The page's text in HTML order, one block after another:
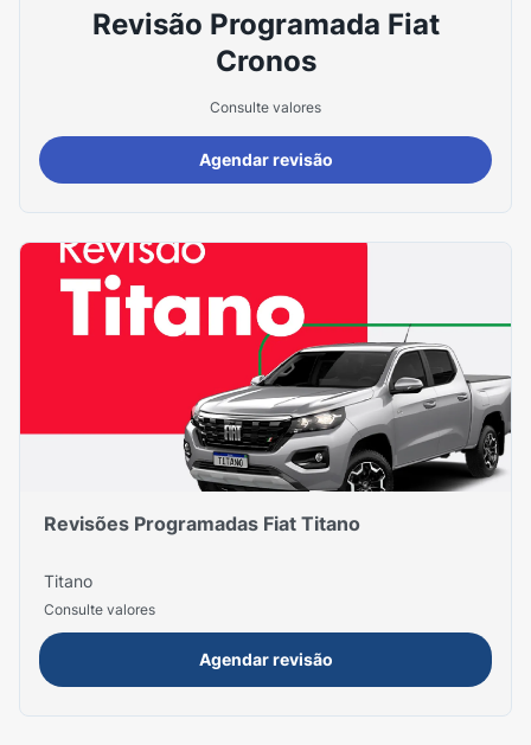
Revisão Programada Fiat
Cronos
Consulte valores
Agendar revisão
Revisões Programadas Fiat Titano
Titano
Consulte valores
Agendar revisão